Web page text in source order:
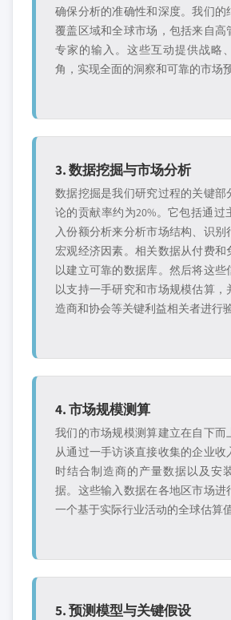
确保分析的准确性和深度。我们的
覆盖区域和全球市场，包括来自高
专家的输入。这些互动提供战略
角，实现全面的洞察和可靠的市场预
3. 数据挖掘与市场分析
数据挖掘是我们研究过程的关键部
论的贡献率约为20%。它包括通过
入份额分析来分析市场结构、识别
宏观经济因素。相关数据从付费和
以建立可靠的数据库。然后将这些
以支持一手研究和市场规模估算，
造商和协会等关键利益相关者进行验
4. 市场规模测算
我们的市场规模测算建立在自下而
从通过一手访谈直接收集的企业收
时结合制造商的产量数据以及安
据。这些输入数据在各地区市场进
一个基于实际行业活动的全球估算值
5. 预测模型与关键假设